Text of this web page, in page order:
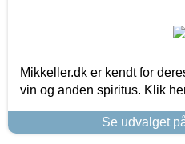
Mikkeller.dk er kendt for
vin og anden spiritus. Klik
Se udvalget